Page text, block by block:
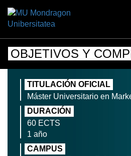
OBJETIVOS Y
TITULACIÓN OFICIAL
Máster Universitario en
DURACIÓN
60 ECTS
1 año
CAMPUS